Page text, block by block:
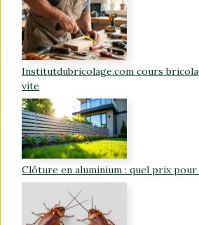
Institutdubricolage.com cours
vite
Clôture en aluminium : quel prix pour